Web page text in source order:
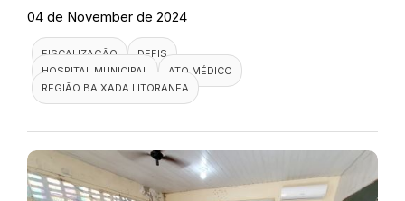
04 de November de 2024
FISCALIZAÇÃO
DEFIS
HOSPITAL MUNICIPAL
ATO MÉDICO
REGIÃO BAIXADA LITORANEA